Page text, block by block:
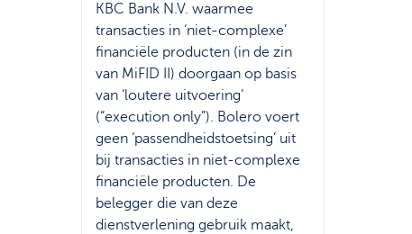
KBC Bank N.V. waarmee
transacties in ‘niet-complexe’
financiële producten (in de zin
van MiFID II) doorgaan op basis
van ‘loutere uitvoering’
(“execution only”). Bolero voert
geen ‘passendheidstoetsing’ uit
bij transacties in niet-complexe
financiële producten. De
belegger die van deze
dienstverlening gebruik maakt,